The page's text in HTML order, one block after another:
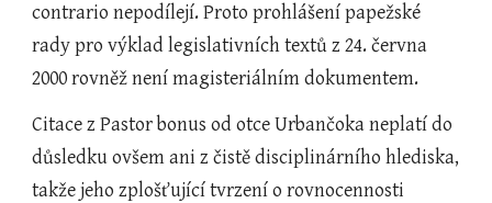
contrario nepodílejí. Proto prohlášení papežské
rady pro výklad legislativních textů z 24. června
2000 rovněž není magisteriálním dokumentem.
Citace z Pastor bonus od otce Urbančoka neplatí do
důsledku ovšem ani z čistě disciplinárního hlediska,
takže jeho zplošťující tvrzení o rovnocennosti